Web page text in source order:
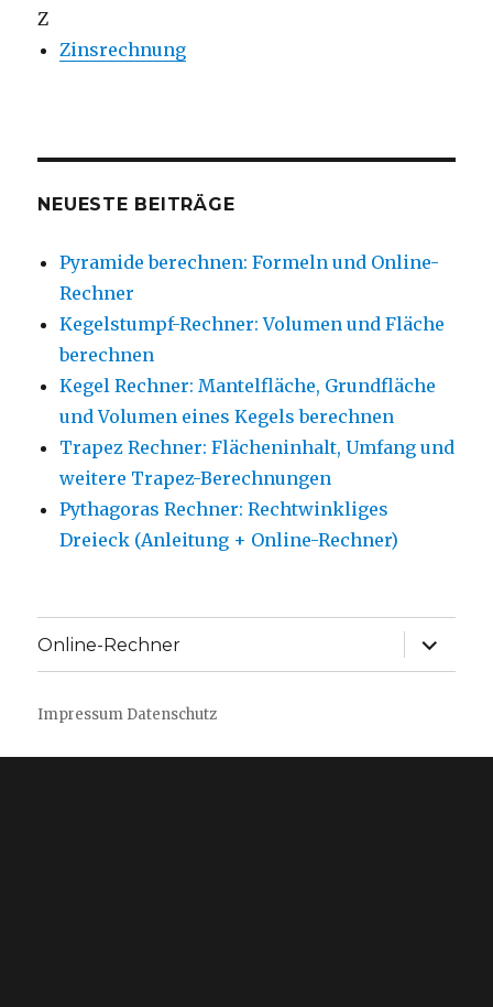
Z
Zinsrechnung
NEUESTE BEITRÄGE
Pyramide berechnen: Formeln und Online-
Rechner
Kegelstumpf-Rechner: Volumen und Fläche
berechnen
Kegel Rechner: Mantelfläche, Grundfläche
und Volumen eines Kegels berechnen
Trapez Rechner: Flächeninhalt, Umfang und
weitere Trapez-Berechnungen
Pythagoras Rechner: Rechtwinkliges
Dreieck (Anleitung + Online-Rechner)
Online-Rechner
Impressum Datenschutz